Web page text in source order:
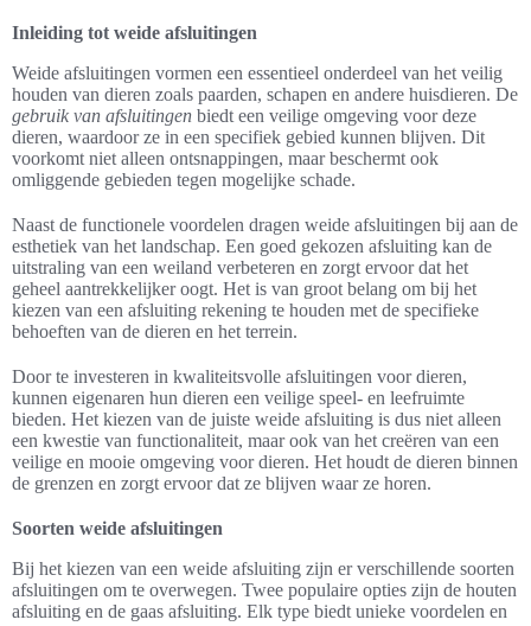
Inleiding tot weide afsluitingen
Weide afsluitingen vormen een essentieel onderdeel van het veilig
houden van dieren zoals paarden, schapen en andere huisdieren. De
gebruik van afsluitingen biedt een veilige omgeving voor deze
dieren, waardoor ze in een specifiek gebied kunnen blijven. Dit
voorkomt niet alleen ontsnappingen, maar beschermt ook
omliggende gebieden tegen mogelijke schade.
Naast de functionele voordelen dragen weide afsluitingen bij aan de
esthetiek van het landschap. Een goed gekozen afsluiting kan de
uitstraling van een weiland verbeteren en zorgt ervoor dat het
geheel aantrekkelijker oogt. Het is van groot belang om bij het
kiezen van een afsluiting rekening te houden met de specifieke
behoeften van de dieren en het terrein.
Door te investeren in kwaliteitsvolle afsluitingen voor dieren,
kunnen eigenaren hun dieren een veilige speel- en leefruimte
bieden. Het kiezen van de juiste weide afsluiting is dus niet alleen
een kwestie van functionaliteit, maar ook van het creëren van een
veilige en mooie omgeving voor dieren. Het houdt de dieren binnen
de grenzen en zorgt ervoor dat ze blijven waar ze horen.
Soorten weide afsluitingen
Bij het kiezen van een weide afsluiting zijn er verschillende soorten
afsluitingen om te overwegen. Twee populaire opties zijn de houten
afsluiting en de gaas afsluiting. Elk type biedt unieke voordelen en